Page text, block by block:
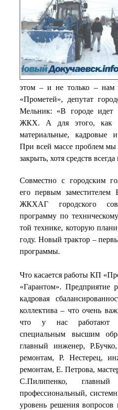
этом – и не только – нам
«Прометей», депутат
Мельник: «В городе идет
ЖКХ. А для этого, как
материальные, кадровые
При всей массе проблем
закрыть, хотя средств всегда
Совместно с городским
его первым заместителем
ЖКХАГ городского
программу по
той технике, которую
году. Новый трактор –
программы.
Что касается работы КП
«Гарантом». Предприятие
кадровая
коллектива – что очень
что у нас работают
специальным высшим
главный инженер,
ремонтам, Р. Нестерец,
ремонтам, Е. Петрова,
С.Пилипенко,
профессиональный,
уровень решения